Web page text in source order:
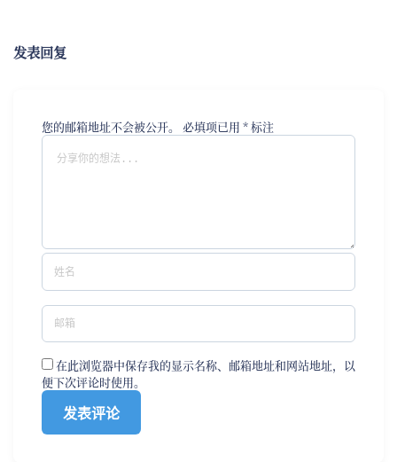
发表回复
您的邮箱地址不会被公开。 必填项已用 *标注
在此浏览器中保存我的显示名称、邮箱地址和网站地址，以
便下次评论时使用。